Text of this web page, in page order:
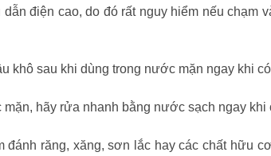
điện cao, do đó rất nguy hiểm nếu chạm
khô sau khi dùng trong nước mặn ngay khi
hãy rửa nhanh bằng nước sạch ngay khi
đánh răng, xăng, sơn lắc hay các chất hữu